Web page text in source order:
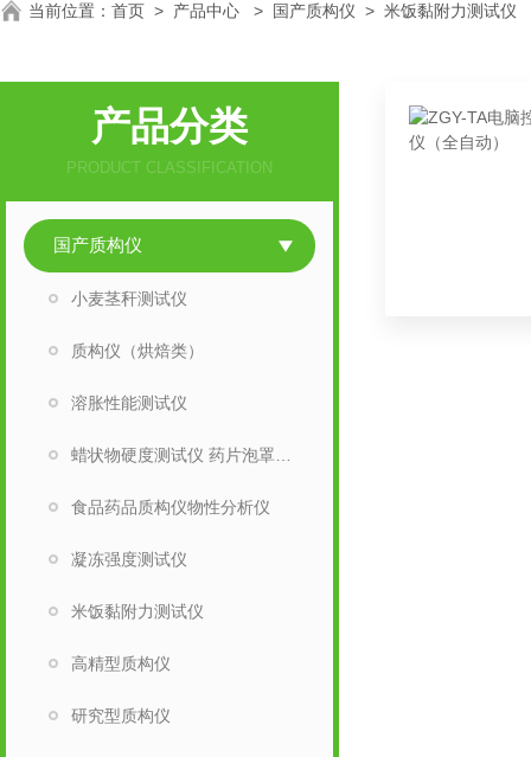
当前位置： 首页 > 产品中心 > 国产质构仪 > 米饭黏附力测试仪
产品分类
PRODUCT CLASSIFICATION
国产质构仪
小麦茎秆测试仪
质构仪（烘焙类）
溶胀性能测试仪
食品药品质构仪物性分析仪
凝冻强度测试仪
米饭黏附力测试仪
高精型质构仪
研究型质构仪